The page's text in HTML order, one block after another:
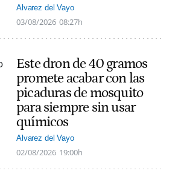
Alvarez del Vayo
03/08/2026 08:27h
Este dron de 40 gramos
promete acabar con las
picaduras de mosquito
para siempre sin usar
químicos
Alvarez del Vayo
02/08/2026 19:00h